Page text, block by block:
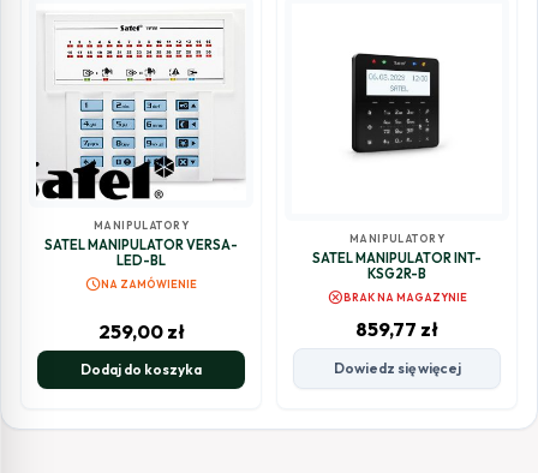
MANIPULATORY
SATEL MANIPULATOR VERSA-
LED-BL
scheduleNA ZAMÓWIENIE
259,00 zł
Dodaj do koszyka
MANIPULATORY
SATEL MANIPULATOR INT-
KSG2R-B
cancelBRAK NA MAGAZYNIE
859,77 zł
Dowiedz się więcej